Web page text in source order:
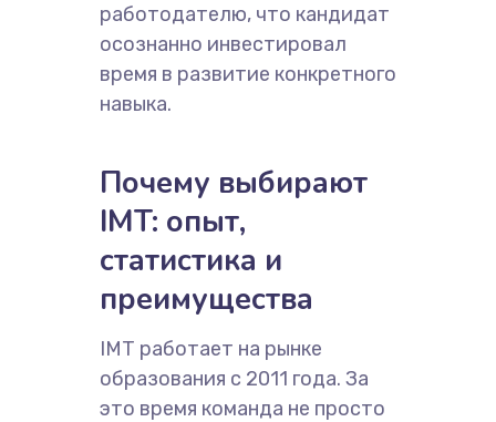
работодателю, что кандидат
осознанно инвестировал
время в развитие конкретного
навыка.
Почему выбирают
IMT: опыт,
статистика и
преимущества
IMT работает на рынке
образования с 2011 года. За
это время команда не просто